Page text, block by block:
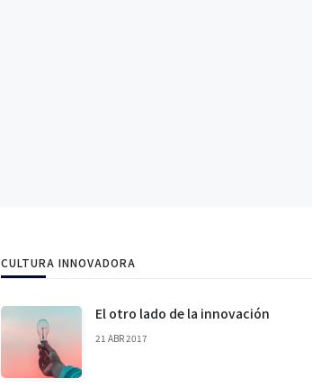
CULTURA INNOVADORA
El otro lado de la innovación
21 ABR 2017